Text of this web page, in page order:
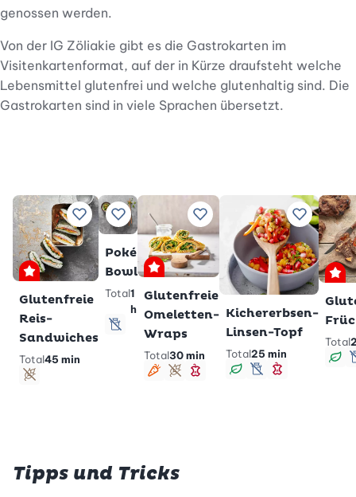
genossen werden.
Von der IG Zöliakie gibt es die Gastrokarten im
Visitenkartenformat, auf der in Kürze draufsteht welche
Lebensmittel glutenfrei und welche glutenhaltig sind. Die
Gastrokarten sind in viele Sprachen übersetzt.
Zu Lieblingsrezepten hinzufügen
Premium
Glutenfreie
Reis-
Sandwiches
Total45 min
glutenfrei
Zu Lieblingsrezepten hinzufügen
Poké
Bowl
Total1
h
lactosefrei
Zu Lieblingsrezepten
Premium
Glutenfreie
Omeletten-
Wraps
Total30 min
vegetarisch
glutenfrei
schlank
Zu
Kichererbsen-
Linsen-Topf
Total25 min
veganlactosefrei
schlank
Total
Tipps und Tricks